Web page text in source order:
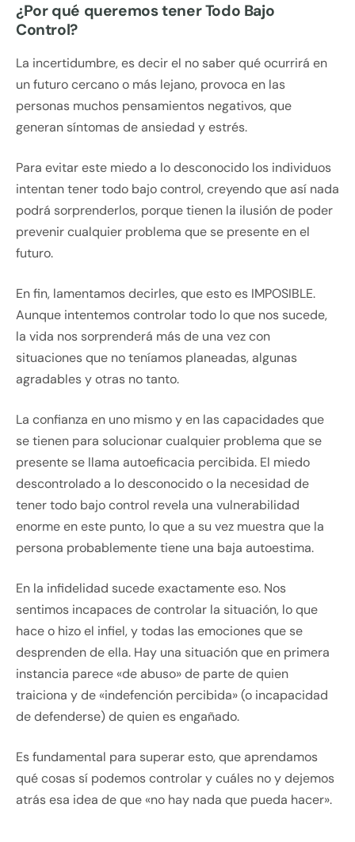
¿Por qué queremos tener Todo Bajo
Control?
La incertidumbre, es decir el no saber qué ocurrirá en
un futuro cercano o más lejano, provoca en las
personas muchos pensamientos negativos, que
generan síntomas de ansiedad y estrés.
Para evitar este miedo a lo desconocido los individuos
intentan tener todo bajo control, creyendo que así nada
podrá sorprenderlos, porque tienen la ilusión de poder
prevenir cualquier problema que se presente en el
futuro.
En fin, lamentamos decirles, que esto es IMPOSIBLE.
Aunque intentemos controlar todo lo que nos sucede,
la vida nos sorprenderá más de una vez con
situaciones que no teníamos planeadas, algunas
agradables y otras no tanto.
La confianza en uno mismo y en las capacidades que
se tienen para solucionar cualquier problema que se
presente se llama autoeficacia percibida. El miedo
descontrolado a lo desconocido o la necesidad de
tener todo bajo control revela una vulnerabilidad
enorme en este punto, lo que a su vez muestra que la
persona probablemente tiene una baja autoestima.
En la infidelidad sucede exactamente eso. Nos
sentimos incapaces de controlar la situación, lo que
hace o hizo el infiel, y todas las emociones que se
desprenden de ella. Hay una situación que en primera
instancia parece «de abuso» de parte de quien
traiciona y de «indefención percibida» (o incapacidad
de defenderse) de quien es engañado.
Es fundamental para superar esto, que aprendamos
qué cosas sí podemos controlar y cuáles no y dejemos
atrás esa idea de que «no hay nada que pueda hacer».